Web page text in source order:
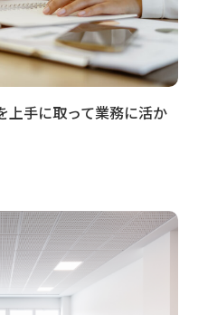
上手に取って業務に活か